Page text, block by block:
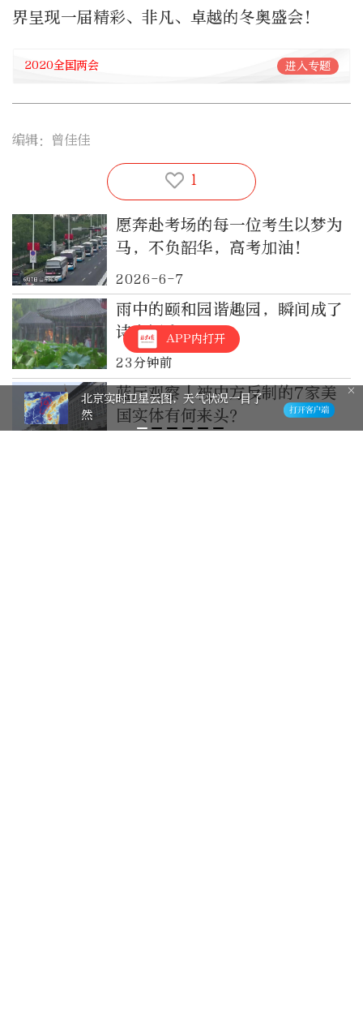
界呈现一届精彩、非凡、卓越的冬奥盛会！
2020全国两会 进入专题
编辑：曾佳佳
1
愿奔赴考场的每一位考生以梦为
马，不负韶华，高考加油！
2026-6-7
雨中的颐和园谐趣园，瞬间成了
诗意江南
23分钟前
蓝厅观察丨被中方反制的7家美
国实体有何来头？
APP内打开
棋缘！晒出我的“晚报杯” 有奖征集
活动邀您参与